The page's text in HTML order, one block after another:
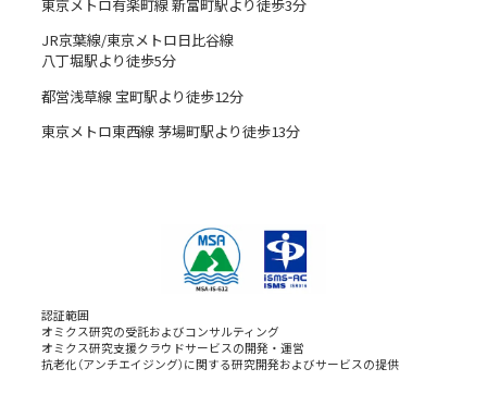
東京メトロ有楽町線 新富町駅より徒歩3分
JR京葉線/東京メトロ日比谷線
八丁堀駅より徒歩5分
都営浅草線 宝町駅より徒歩12分
東京メトロ東西線 茅場町駅より徒歩13分
認証範囲
オミクス研究の受託およびコンサルティング
オミクス研究支援クラウドサービスの開発・運営
抗老化（アンチエイジング）に関する研究開発およびサービスの提供